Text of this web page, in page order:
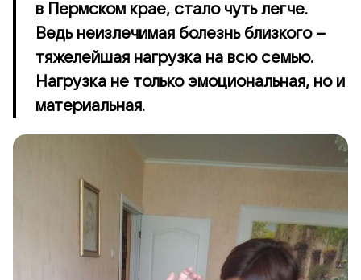
в Пермском крае, стало чуть легче.
Ведь неизлечимая болезнь близкого –
тяжелейшая нагрузка на всю семью.
Нагрузка не только эмоциональная, но и
материальная.